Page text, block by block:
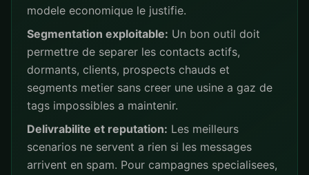
modele economique le justifie.
Segmentation exploitable: Un bon outil doit
permettre de separer les contacts actifs,
dormants, clients, prospects chauds et
segments metier sans creer une usine a gaz de
tags impossibles a maintenir.
Delivrabilite et reputation: Les meilleurs
scenarios ne servent a rien si les messages
arrivent en spam. Pour campagnes specialisees,